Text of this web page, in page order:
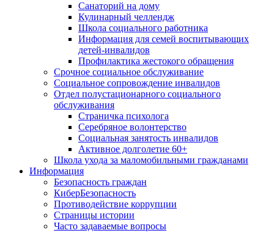
Санаторий на дому
Кулинарный челлендж
Школа социального работника
Информация для семей воспитывающих
детей-инвалидов
Профилактика жестокого обращения
Срочное социальное обслуживание
Социальное сопровождение инвалидов
Отдел полустационарного социального
обслуживания
Страничка психолога
Серебряное волонтерство
Социальная занятость инвалидов
Активное долголетие 60+
Школа ухода за маломобильными гражданами
Информация
Безопасность граждан
КиберБезопасность
Противодействие коррупции
Страницы истории
Часто задаваемые вопросы